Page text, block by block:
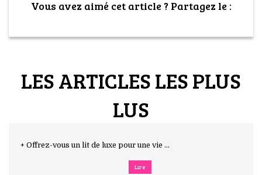
Vous avez aimé cet article ? Partagez le :
LES ARTICLES LES PLUS
LUS
+ Offrez-vous un lit de luxe pour une vie ...
Lire